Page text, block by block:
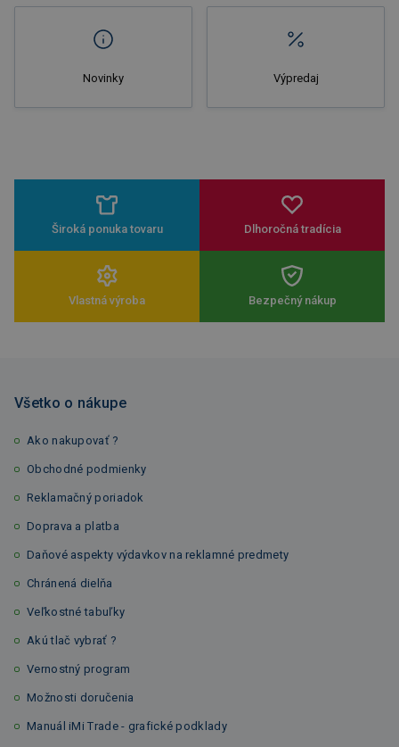
Novinky Výpredaj
Široká ponuka tovaru Dlhoročná tradícia
Vlastná výroba Bezpečný nákup
Všetko o nákupe
Ako nakupovať ?
Obchodné podmienky
Reklamačný poriadok
Doprava a platba
Daňové aspekty výdavkov na reklamné predmety
Chránená dielňa
Veľkostné tabuľky
Akú tlač vybrať ?
Vernostný program
Možnosti doručenia
Manuál iMi Trade - grafické podklady